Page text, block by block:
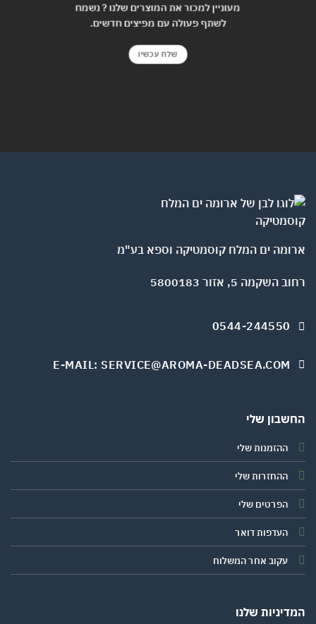
מעוניין למכור את המוצרים שלנו ? נשמח
לשתף פעולה עם מפיצים חדשים.
שלח עכשיו
ים המלח קוסמטיקה וספא בע"מ
5, אזור 5800183
0544-244550
E-MAIL: SERVICE@AROMA-DEADSEA.COM
שלי
ההזמנות שלי
ההחזרות שלי
הפרטים שלי
העדפות דואר
עקוב אחר המשלוח
שלנו